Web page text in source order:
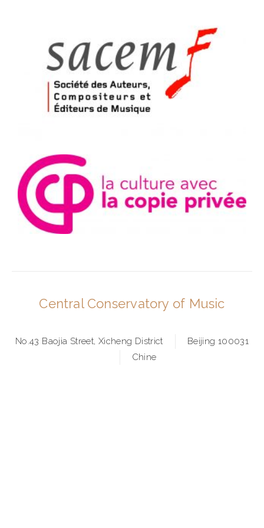
Central Conservatory of Music
No.43 Baojia Street, Xicheng District
Beijing 100031
Chine